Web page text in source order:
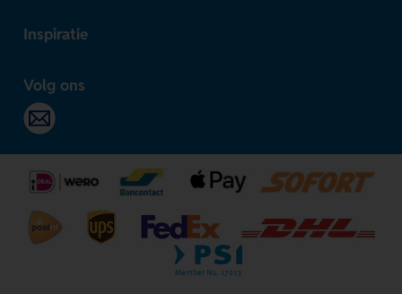
Inspiratie
Volg ons